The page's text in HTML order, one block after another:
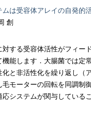
ムは受容体アレイの自発的
創
対する受容体活性がフィー
機能します．大腸菌では定
化と非活性化を繰り返し（
毛モーターの回転を同調制
システムが関与している